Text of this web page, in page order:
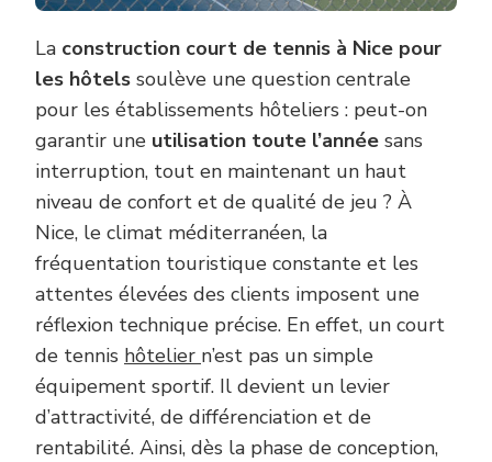
UNE
La construction court de tennis à Nice pour
les hôtels soulève une question centrale
pour les établissements hôteliers : peut-on
garantir une utilisation toute l’année sans
interruption, tout en maintenant un haut
niveau de confort et de qualité de jeu ? À
Nice, le climat méditerranéen, la
fréquentation touristique constante et les
attentes élevées des clients imposent une
réflexion technique précise. En effet, un court
de tennis hôtelier n’est pas un simple
équipement sportif. Il devient un levier
d’attractivité, de différenciation et de
rentabilité. Ainsi, dès la phase de conception,